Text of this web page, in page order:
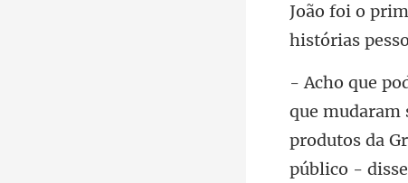
João foi o
udaram
produtos da G